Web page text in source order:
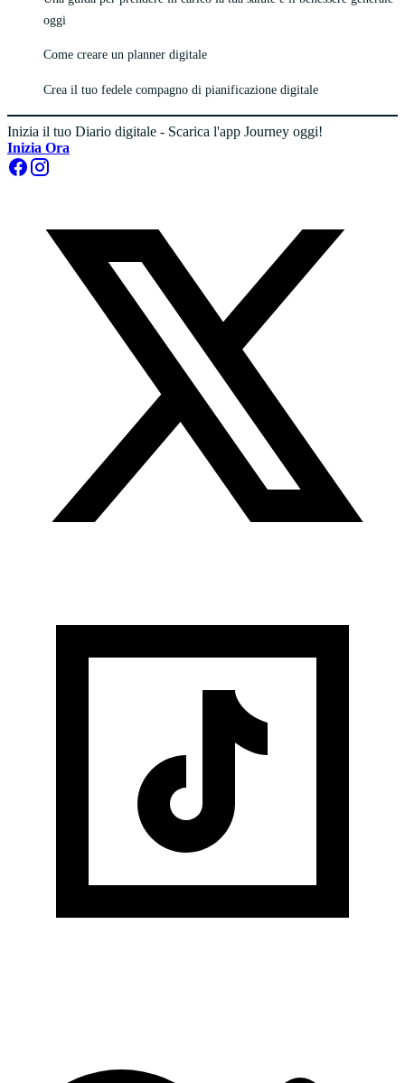
oggi
Come creare un planner digitale
Crea il tuo fedele compagno di pianificazione digitale
Inizia il tuo Diario digitale - Scarica l'app Journey oggi!
Inizia Ora